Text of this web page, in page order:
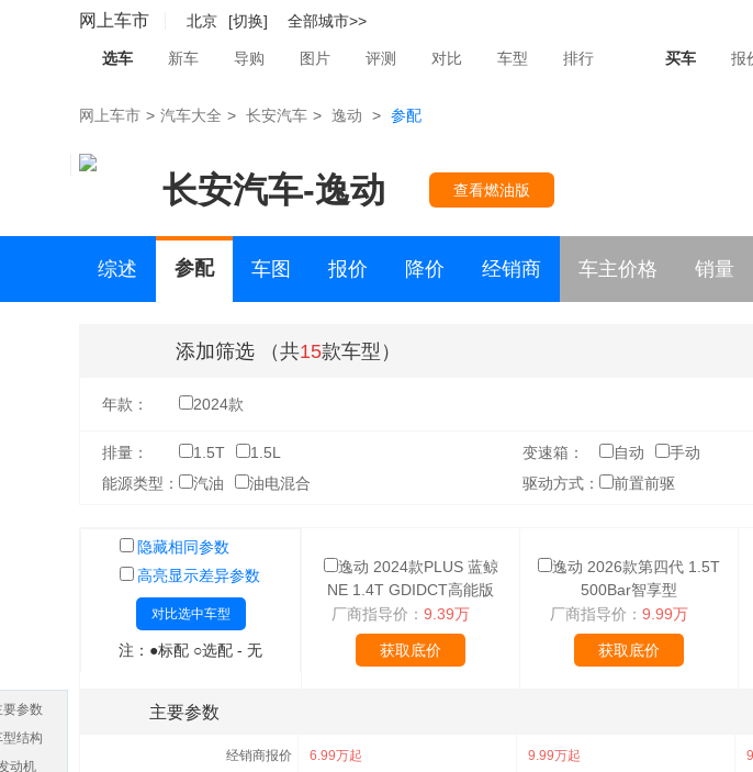
网上车市 北京 [切换] 全部城市>>
选车 新车 导购 图片 评测 对比 车型 排行 买车 报
网上车市 > 汽车大全 > 长安汽车 > 逸动 > 参配
长安汽车-逸动 查看燃油版
综述 参配 车图 报价 降价 经销商 车主价格 销量
添加筛选 （共15款车型）
年款： 2024款
排量： 1.5T 1.5L 变速箱： 自动 手动
能源类型：
汽油 油电混合 驱动方式： 前置前驱
隐藏相同参数
高亮显示差异参数
对比选中车型
注：●标配 ○选配 - 无
逸动 2024款PLUS 蓝鲸
NE 1.4T GDIDCT高能版
厂商指导价： 9.39万
获取底价
逸动 2026款第四代 1.5T
500Bar智享型
厂商指导价： 9.99万
获取底价
主要参数
经销商报价 6.99万起 9.99万起
要参数
型结构
动机